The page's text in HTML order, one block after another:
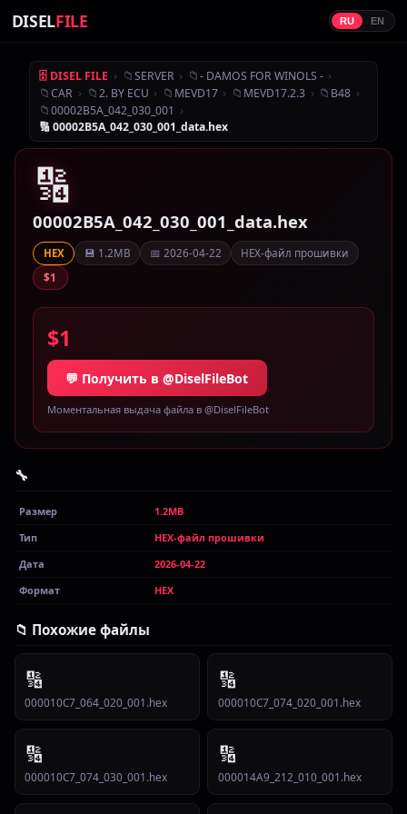
DISELFILE RU EN
🗄 DISEL FILE › 📁SERVER › 📁- DAMOS FOR WINOLS - ›
📁CAR › 📁2. BY ECU › 📁 MEVD17 › 📁 MEVD17.2.3 › 📁 B48 ›
📁00002B5A_042_030_001 ›
🔢 00002B5A_042_030_001_data.hex
🔢
00002B5A_042_030_001_data.hex
HEX 💾 1.2MB 📅 2026-04-22
HEX-файл прошивки
$1
$1
💬 Получить в @DiselFileBot
Моментальная выдача файла в @DiselFileBot
🔧
Размер
1.2MB
Тип
HEX-файл прошивки
Дата
2026-04-22
Формат
HEX
📁 Похожие файлы
🔢
000010C7_064_020_001.hex
🔢
000010C7_074_020_001.hex
🔢
000010C7_074_030_001.hex
🔢
000014A9_212_010_001.hex